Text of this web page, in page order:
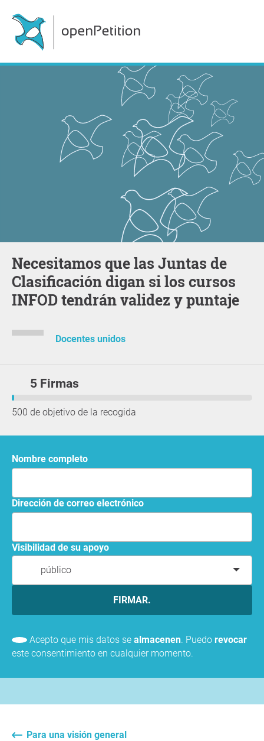
Necesitamos que las Juntas de
Clasificación digan si los cursos
INFOD tendrán validez y puntaje
Docentes unidos
5 Firmas
500 de objetivo de la recogida
Nombre completo
Dirección de correo electrónico
Visibilidad de su apoyo
público
FIRMAR.
Acepto que mis datos se almacenen. Puedo revocar
este consentimiento en cualquier momento.
Para una visión general